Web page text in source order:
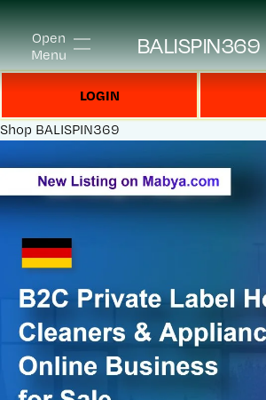
Open
Menu
BALISPIN369
LOGIN
Shop BALISPIN369